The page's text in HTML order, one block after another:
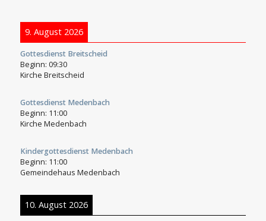
9. August 2026
Gottesdienst Breitscheid
Beginn: 09:30
Kirche Breitscheid
Gottesdienst Medenbach
Beginn: 11:00
Kirche Medenbach
Kindergottesdienst Medenbach
Beginn: 11:00
Gemeindehaus Medenbach
10. August 2026